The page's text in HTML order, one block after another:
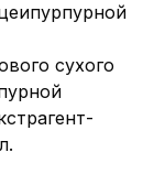
пурпурной
сухого